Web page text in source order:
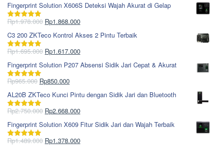
Fingerprint Solution X606S Deteksi Wajah Akurat di Gelap
Dinilai5.00
Rp1.978.000 Harga
aslinya
adalah:
Rp1.978.000.
Rp1.868.000Harga
saat
ini
adalah:
C3 200 ZKTeco Kontrol Akses 2 Pintu Terbaik
Dinilai5.00
Rp1.695.000 Harga
aslinya
adalah:
Rp1.695.000.
Rp1.617.000Harga
saat
ini
Fingerprint Solution P207 Absensi Sidik Jari Cepat & Akurat
Dinilai5.00
Rp965.000 Harga
aslinya
adalah:
Rp965.000.
Rp850.000Harga
saat
ini
adalah:
AL20B ZKTeco Kunci Pintu dengan Sidik Jari dan Bluetooth
Dinilai5.00
Rp2.750.000 Harga
aslinya
adalah:
Rp2.750.000.
Rp2.668.000Harga
saat
ini
adalah:
Fingerprint Solution X609 Fitur Sidik Jari dan Wajah Terbaik
Dinilai5.00
Rp1.489.000 Harga
Rp1.378.000Harga